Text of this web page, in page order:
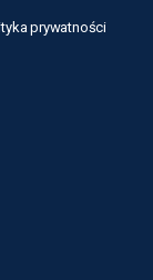
prywatności